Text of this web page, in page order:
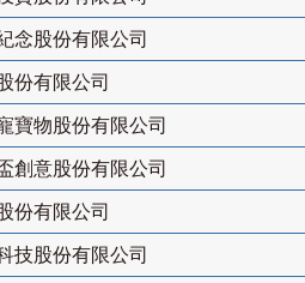
念股份有限公司
份有限公司
寶物股份有限公司
創意股份有限公司
份有限公司
技股份有限公司